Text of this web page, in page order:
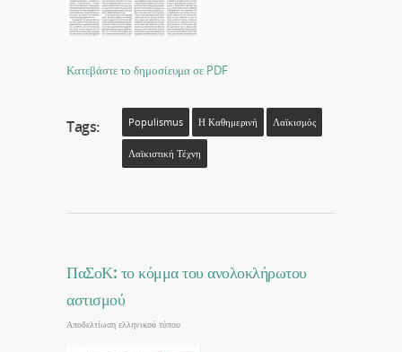
Κατεβάστε το δημοσίευμα σε PDF
Tags: Populismus Η Καθημερινή Λαϊκισμός
Λαϊκιστική Τέχνη
ΠαΣοΚ: το κόμμα του ανολοκλήρωτου
αστισμού
Αποδελτίωση ελληνικού τύπου